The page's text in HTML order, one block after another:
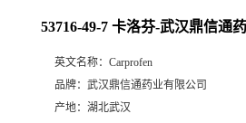
53716-49-7 卡洛芬-武汉鼎信通
英文名称： Carprofen
品牌： 武汉鼎信通药业有限公司
产地： 湖北武汉